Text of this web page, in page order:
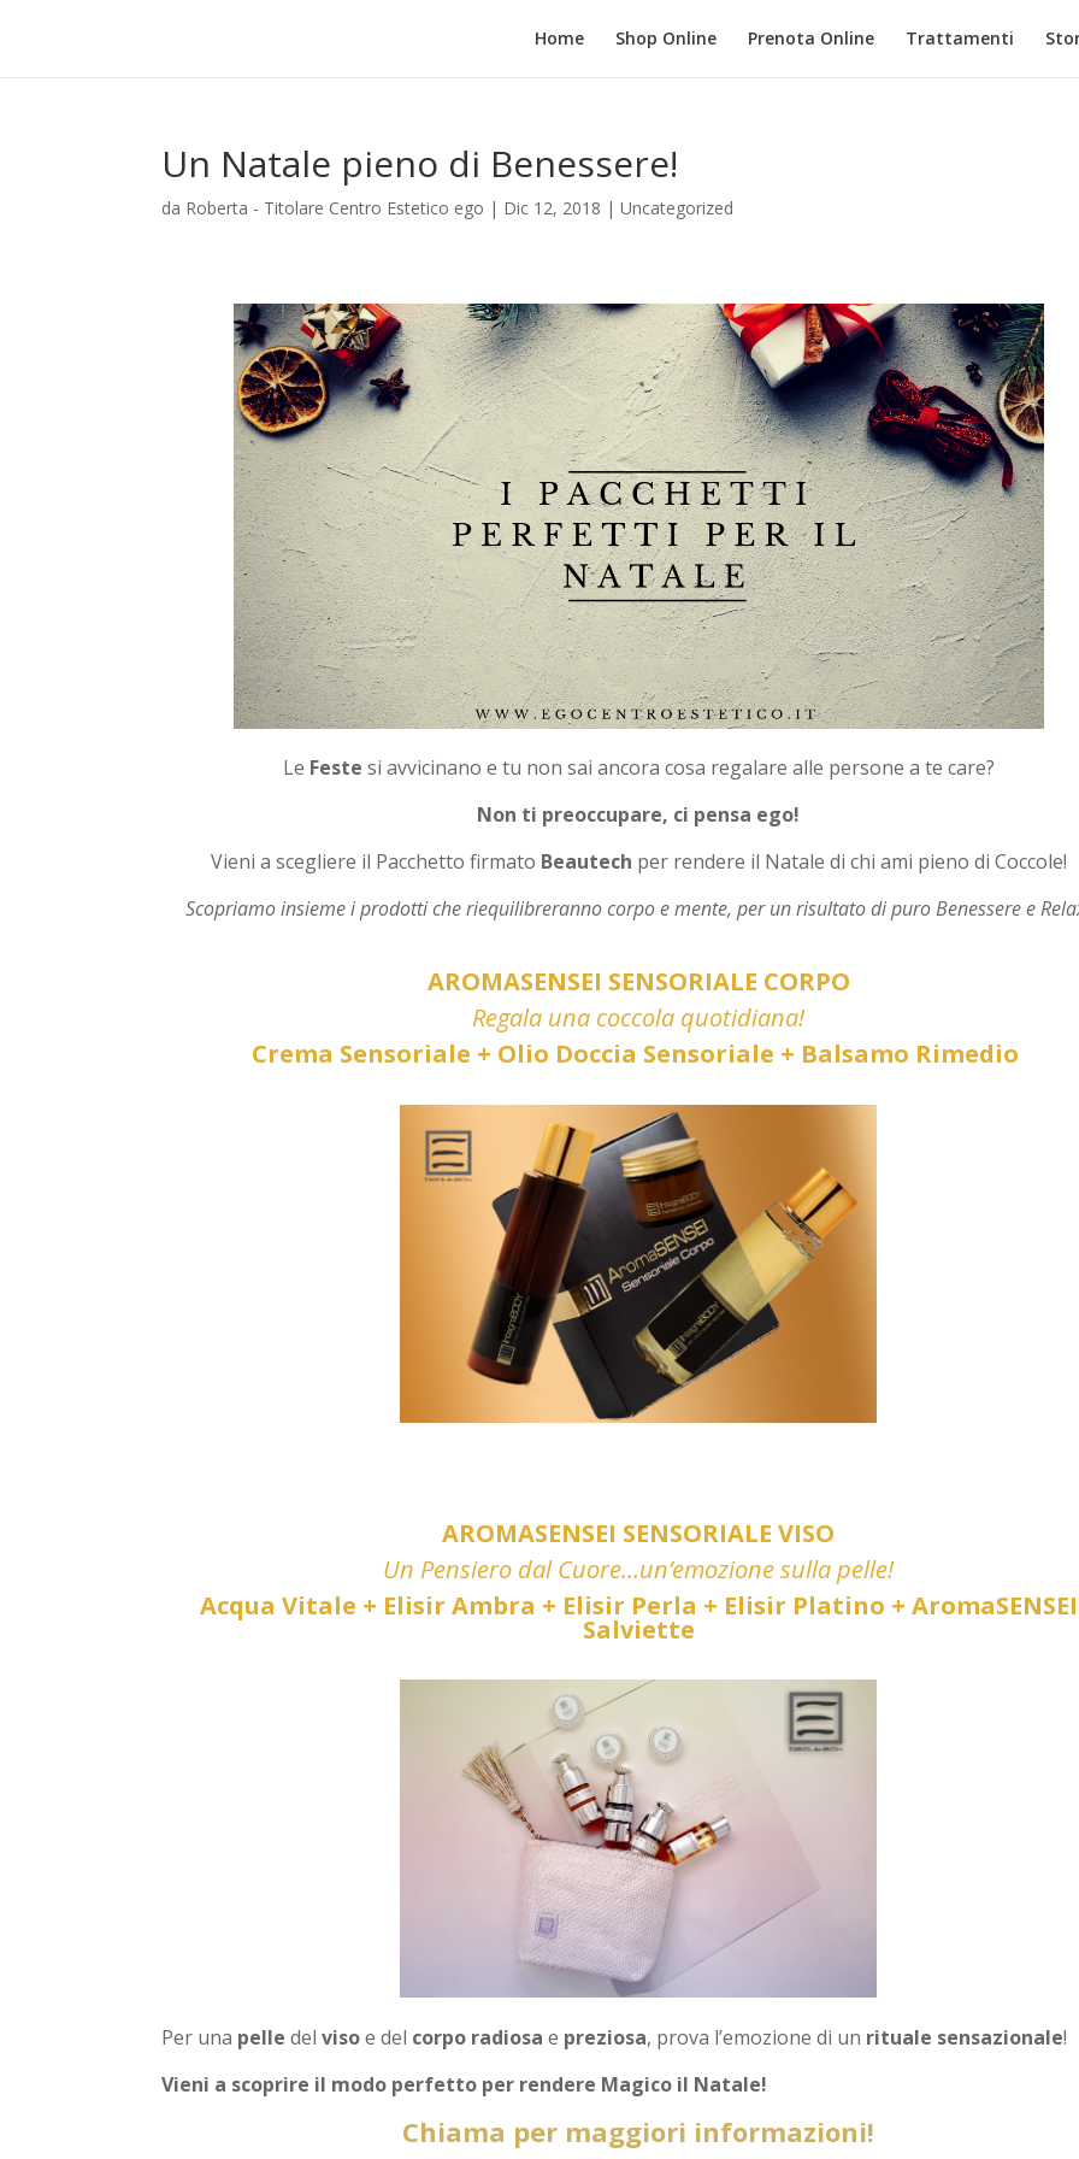
Home Shop Online Prenota Online Trattamenti
Un Natale pieno di Benessere!
da Roberta - Titolare Centro Estetico ego | Dic 12, 2018 |Uncategorized
Le Feste si avvicinano e tu non sai ancora cosa regalare alle persone a te care?
Non ti preoccupare, ci pensa ego!
Vieni a scegliere il Pacchetto firmato Beautech per rendere il Natale di chi ami pieno di Coccole!
Scopriamo insieme i prodotti che riequilibreranno corpo e mente, per un risultato di puro Benessere e
AROMASENSEI SENSORIALE CORPO
Regala una coccola quotidiana!
Crema Sensoriale + Olio Doccia Sensoriale + Balsamo Rimedio
AROMASENSEI SENSORIALE VISO
Un Pensiero dal Cuore…un’emozione sulla pelle!
Acqua Vitale + Elisir Ambra + Elisir Perla + Elisir Platino + AromaSENSEI
Salviette
Per una pelle del visoe del corpo radiosa e preziosa, prova l’emozione di un rituale sensazionale!
Vieni a scoprire il modo perfetto per rendere Magico il Natale!
Chiama per maggiori informazioni!